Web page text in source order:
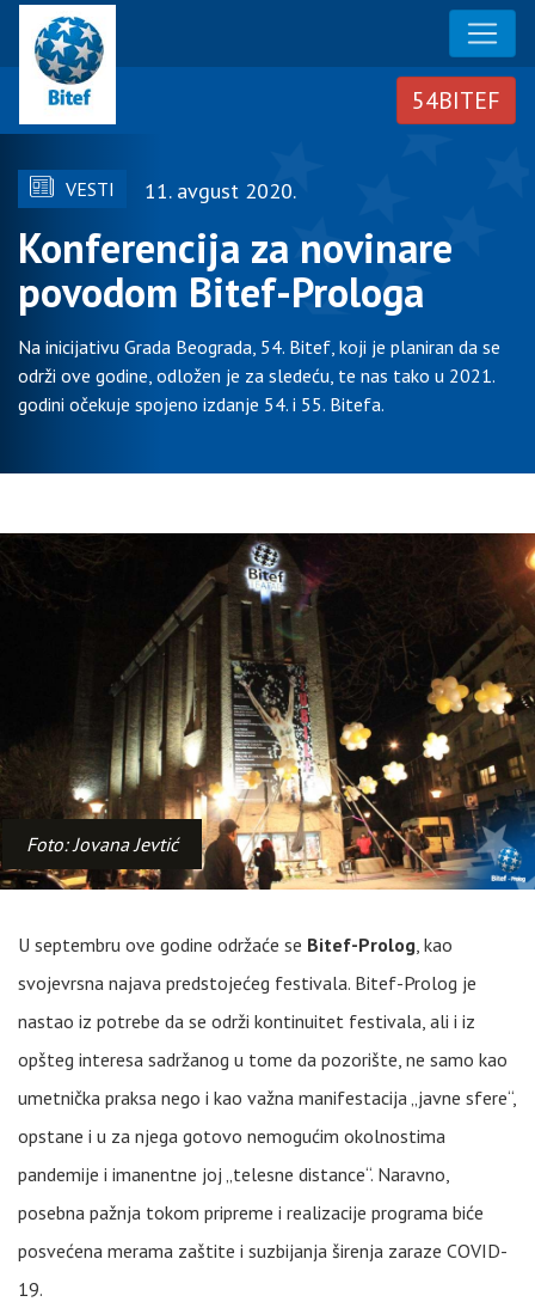
VESTI 11. avgust 2020.
Konferencija za novinare
povodom Bitef-Prologa
Na inicijativu Grada Beograda, 54. Bitef, koji je planiran da se
održi ove godine, odložen je za sledeću, te nas tako u 2021.
godini očekuje spojeno izdanje 54. i 55. Bitefa.
Foto: Jovana Jevtić
U septembru ove godine održaće se Bitef-Prolog, kao
svojevrsna najava predstojećeg festivala. Bitef-Prolog je
nastao iz potrebe da se održi kontinuitet festivala, ali i iz
opšteg interesa sadržanog u tome da pozorište, ne samo kao
umetnička praksa nego i kao važna manifestacija „javne sfere“,
opstane i u za njega gotovo nemogućim okolnostima
pandemije i imanentne joj „telesne distance“. Naravno,
posebna pažnja tokom pripreme i realizacije programa biće
posvećena merama zaštite i suzbijanja širenja zaraze COVID-
19.